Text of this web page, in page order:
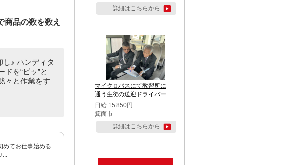
商品の数を数え
し♪ ハンディタ
を“ピッ”と
々と作業をす
てお仕事始める
喜市・蓮田市
詳細はこちらから
マイクロバスにて教習所に
通う生徒の送迎ドライバー
日給 15,850円
箕面市
詳細はこちらから